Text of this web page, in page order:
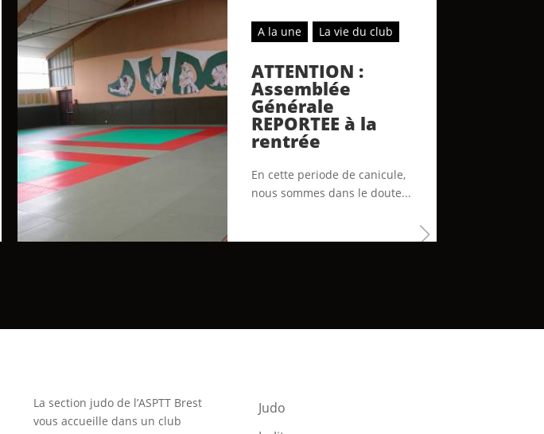
A la une La vie du club
ATTENTION :
Assemblée
Générale
REPORTEE à la
rentrée
En cette periode de canicule,
nous sommes dans le doute...
La section judo de l’ASPTT Brest
vous accueille dans un club
Judo